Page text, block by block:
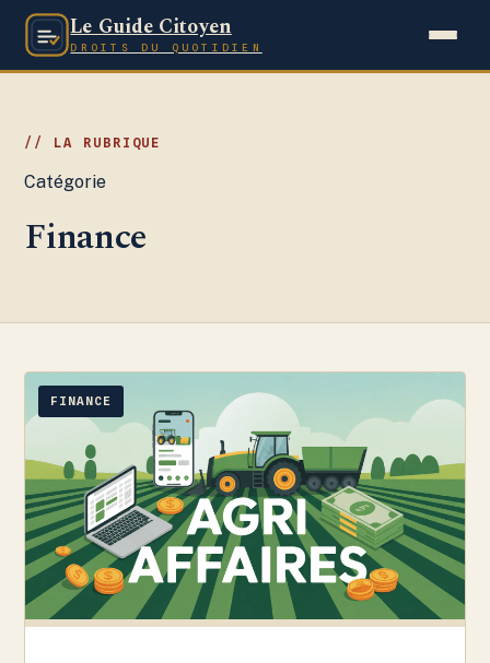
Le Guide Citoyen
DROITS DU QUOTIDIEN
Catégorie
Finance
FINANCE